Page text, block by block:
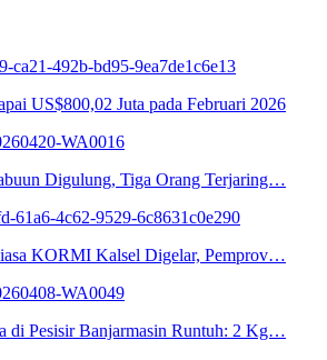
US$800,02 Juta pada Februari 2026
Digulung, Tiga Orang Terjaring…
KORMI Kalsel Digelar, Pemprov…
di Pesisir Banjarmasin Runtuh: 2 Kg…